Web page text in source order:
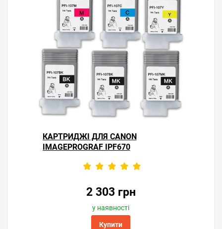
КАРТРИДЖІ ДЛЯ CANON
IMAGEPROGRAF IPF670
2 303 грн
у наявності
Купити